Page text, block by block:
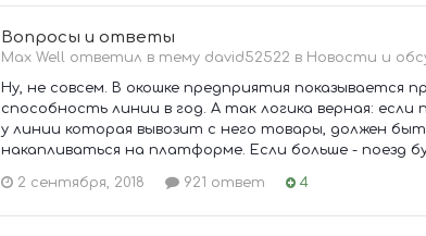
Вопросы и ответы
Max Well ответил в тему david52522 в Новости и
Ну, не совсем. В окошке предприятия показывается
способность линии в год. А так логика верная:
у линии которая вывозит с него товары, должен
накапливаться на платформе. Если больше - поезд
2 сентября, 2018 921 ответ 4